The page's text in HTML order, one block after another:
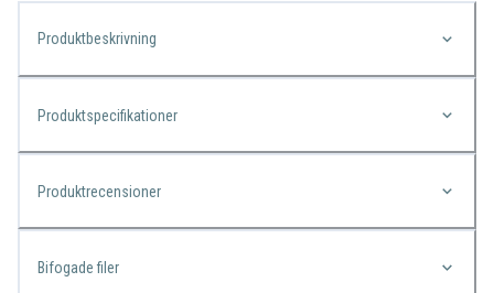
Produktbeskrivning
Produktspecifikationer
Produktrecensioner
Bifogade filer